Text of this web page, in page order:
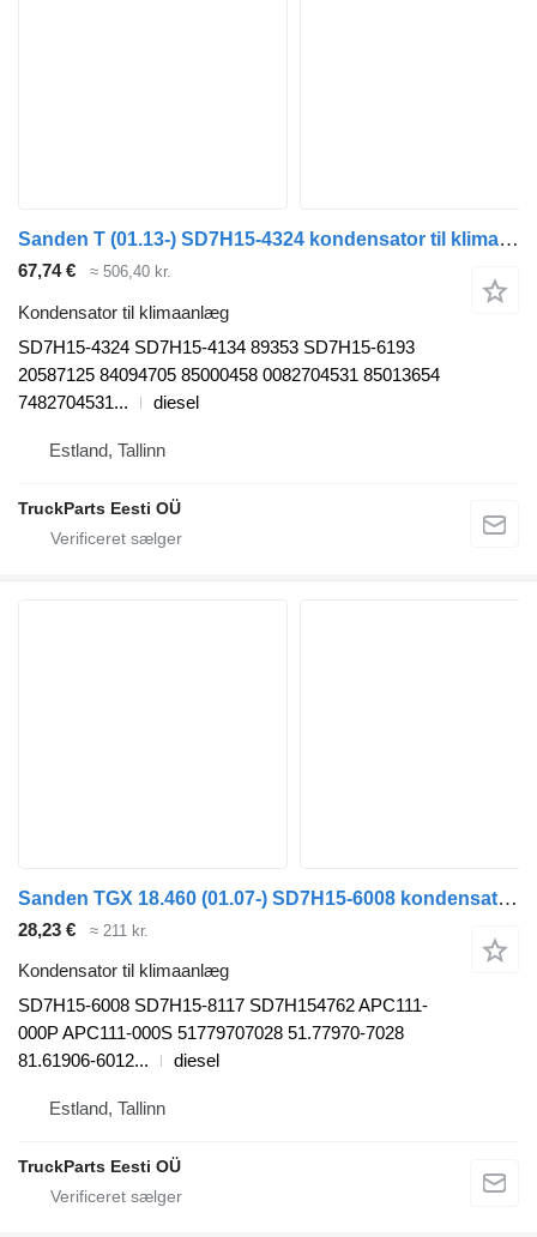
Sanden T (01.13-) SD7H15-4324 kondensator til klimaanlæg til Renault T (2013-) trækker
67,74 € ≈ 506,40 kr.
Kondensator til klimaanlæg
SD7H15-4324 SD7H15-4134 89353 SD7H15-6193
20587125 84094705 85000458 0082704531 85013654
7482704531...
diesel
Estland, Tallinn
TruckParts Eesti OÜ
Sanden TGX 18.460 (01.07-) SD7H15-6008 kondensator til klimaanlæg til MAN TGL, TGM, TGS, TGX (2005-2021) trækker
28,23 € ≈ 211 kr.
Kondensator til klimaanlæg
SD7H15-6008 SD7H15-8117 SD7H154762 APC111-
000P APC111-000S 51779707028 51.77970-7028
81.61906-6012...
diesel
Estland, Tallinn
TruckParts Eesti OÜ